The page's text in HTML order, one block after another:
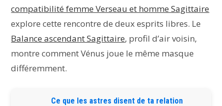
compatibilité femme Verseau et homme Sagittaire
explore cette rencontre de deux esprits libres. Le
Balance ascendant Sagittaire, profil d’air voisin,
montre comment Vénus joue le même masque
différemment.
Ce que les astres disent de ta relation